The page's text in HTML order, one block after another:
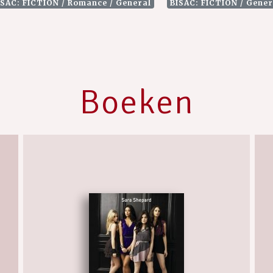
FICTION / Romance / General BISAC: FICTION /
Boeken